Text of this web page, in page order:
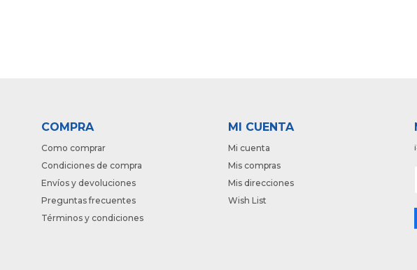
COMPRA
Como comprar
Condiciones de compra
Envíos y devoluciones
Preguntas frecuentes
Términos y condiciones
MI CUENTA
Mi cuenta
Mis compras
Mis direcciones
Wish List